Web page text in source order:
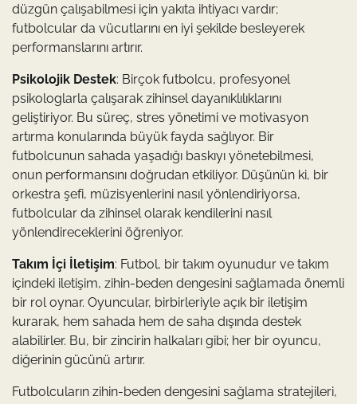
düzgün çalışabilmesi için yakıta ihtiyacı vardır;
futbolcular da vücutlarını en iyi şekilde besleyerek
performanslarını artırır.
Psikolojik Destek: Birçok futbolcu, profesyonel
psikologlarla çalışarak zihinsel dayanıklılıklarını
geliştiriyor. Bu süreç, stres yönetimi ve motivasyon
artırma konularında büyük fayda sağlıyor. Bir
futbolcunun sahada yaşadığı baskıyı yönetebilmesi,
onun performansını doğrudan etkiliyor. Düşünün ki, bir
orkestra şefi, müzisyenlerini nasıl yönlendiriyorsa,
futbolcular da zihinsel olarak kendilerini nasıl
yönlendireceklerini öğreniyor.
Takım İçi İletişim: Futbol, bir takım oyunudur ve takım
içindeki iletişim, zihin-beden dengesini sağlamada önemli
bir rol oynar. Oyuncular, birbirleriyle açık bir iletişim
kurarak, hem sahada hem de saha dışında destek
alabilirler. Bu, bir zincirin halkaları gibi; her bir oyuncu,
diğerinin gücünü artırır.
Futbolcuların zihin-beden dengesini sağlama stratejileri,